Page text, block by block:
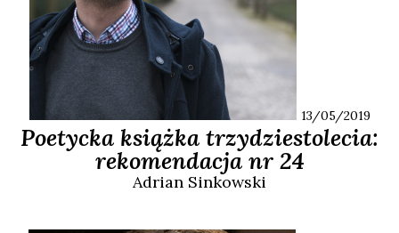
13/05/2019
Poetycka książka trzydziestolecia:
rekomendacja nr 24
Adrian Sinkowski